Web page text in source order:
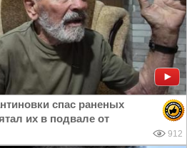
спас раненых
их в подвале от
912